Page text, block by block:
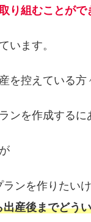
り組むことがで
います。
を控えている方
ンを作成するに
ランを作りたい
出産後までどう